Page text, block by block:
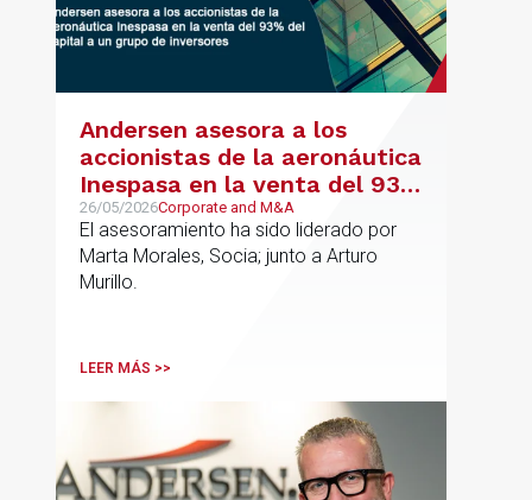
Andersen asesora a los
accionistas de la aeronáutica
Inespasa en la venta del 93%
del capital a un grupo de
inversores
26/05/2026Corporate and M&A
El asesoramiento ha sido liderado por
Marta Morales, Socia; junto a Arturo
Murillo.
LEER MÁS >>